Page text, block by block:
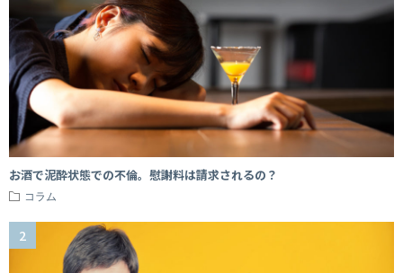
お酒で泥酔状態での不倫。慰謝料は請求されるの？
コラム